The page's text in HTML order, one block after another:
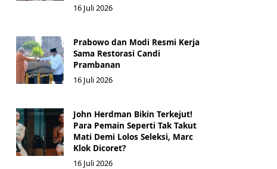
16 Juli 2026
Prabowo dan Modi Resmi Kerja
Sama Restorasi Candi
Prambanan
16 Juli 2026
John Herdman Bikin Terkejut!
Para Pemain Seperti Tak Takut
Mati Demi Lolos Seleksi, Marc
Klok Dicoret?
16 Juli 2026